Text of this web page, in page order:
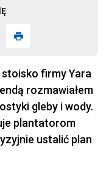
stoisko firmy Yara
rozmawiałem
gleby i wody.
plantatorom
ustalić plan